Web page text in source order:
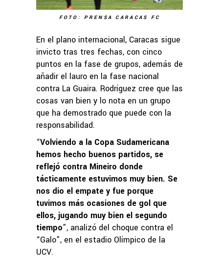
FOTO: PRENSA CARACAS FC
En el plano internacional, Caracas sigue
invicto tras tres fechas, con cinco
puntos en la fase de grupos, además de
añadir el lauro en la fase nacional
contra La Guaira. Rodríguez cree que las
cosas van bien y lo nota en un grupo
que ha demostrado que puede con la
responsabilidad.
“Volviendo a la Copa Sudamericana
hemos hecho buenos partidos, se
reflejó contra Mineiro donde
tácticamente estuvimos muy bien. Se
nos dio el empate y fue porque
tuvimos más ocasiones de gol que
ellos, jugando muy bien el segundo
tiempo”, analizó del choque contra el
“Galo”, en el estadio Olímpico de la
UCV.